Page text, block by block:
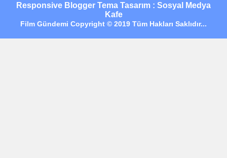
Responsive Blogger Tema Tasarım : Sosyal Medya
Kafe
Film Gündemi Copyright © 2019 Tüm Hakları Saklıdır...